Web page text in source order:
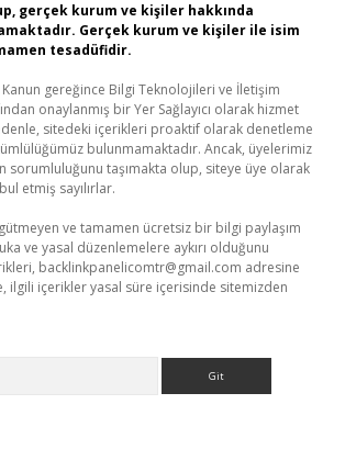
gerçek kurum ve kişiler hakkında
Gerçek kurum ve kişiler ile isim
tesadüfidir.
Kanun gereğince Bilgi Teknolojileri ve İletişim
onaylanmış bir Yer Sağlayıcı olarak hizmet
sitedeki içerikleri proaktif olarak denetleme
bulunmamaktadır. Ancak, üyelerimiz
sorumluluğunu taşımakta olup, siteye üye olarak
etmiş sayılırlar.
ve tamamen ücretsiz bir bilgi paylaşım
ve yasal düzenlemelere aykırı olduğunu
backlinkpanelicomtr@gmail.com adresine
ilgili içerikler yasal süre içerisinde sitemizden